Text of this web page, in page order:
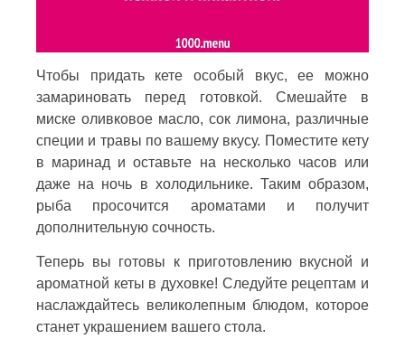
Чтобы придать кете особый вкус, ее можно
замариновать перед готовкой. Смешайте в
миске оливковое масло, сок лимона, различные
специи и травы по вашему вкусу. Поместите кету
в маринад и оставьте на несколько часов или
даже на ночь в холодильнике. Таким образом,
рыба просочится ароматами и получит
дополнительную сочность.
Теперь вы готовы к приготовлению вкусной и
ароматной кеты в духовке! Следуйте рецептам и
наслаждайтесь великолепным блюдом, которое
станет украшением вашего стола.